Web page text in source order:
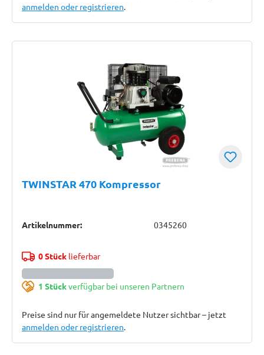
anmelden oder registrieren.
TWINSTAR 470 Kompressor
Artikelnummer: 0345260
0 Stücklieferbar
1 Stückverfügbar bei unseren Partnern
Preise sind nur für angemeldete Nutzer sichtbar – jetzt
anmelden oder registrieren.